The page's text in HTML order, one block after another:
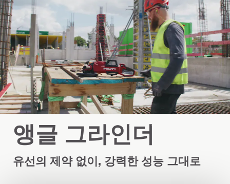
앵글 그라인더
유선의 제약 없이, 강력한 성능 그대로